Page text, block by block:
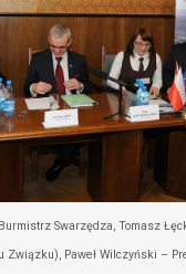
Swarzędza, Tomasz
Związku), Paweł Wilczyński –